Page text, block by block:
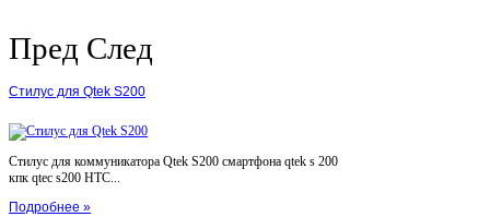
Пред След
Стилус для Qtek S200
Стилус для коммуникатора Qtek S200 смартфона qtek s 200
кпк qtec s200 HTC...
Подробнее »